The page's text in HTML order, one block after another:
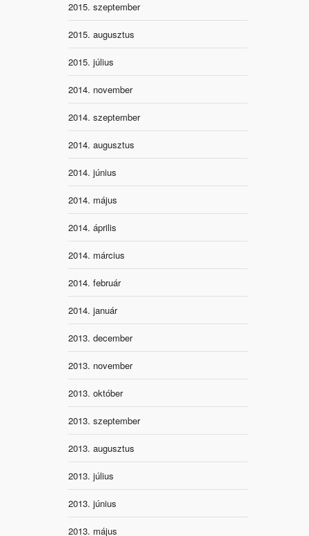
2015. szeptember
2015. augusztus
2015. július
2014. november
2014. szeptember
2014. augusztus
2014. június
2014. május
2014. április
2014. március
2014. február
2014. január
2013. december
2013. november
2013. október
2013. szeptember
2013. augusztus
2013. július
2013. június
2013. május